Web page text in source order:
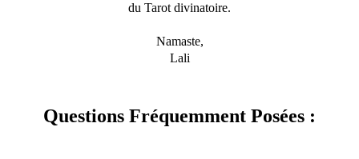
du Tarot divinatoire.
Namaste,
Lali
Questions Fréquemment Posées :